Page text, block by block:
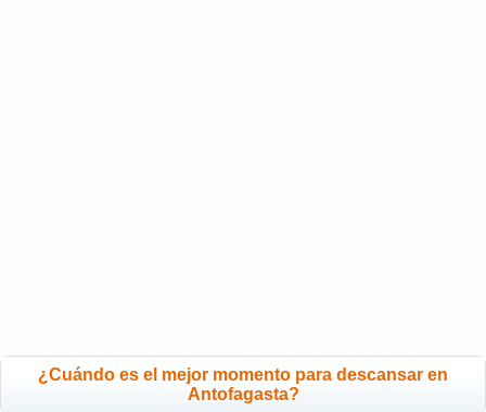
¿Cuándo es el mejor momento para descansar en
Antofagasta?